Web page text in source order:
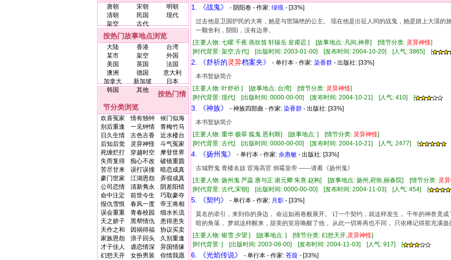
唐朝 宋朝
明朝
清朝
民国
现代
架空
古代
按热门故事地点浏览
大陆 香港
台湾
某市
架空
外国
美国
英国
法国
澳洲
德国
意大利
加拿大
新加坡
日本
韩国
其他
按热门情
节分类浏览
欢喜冤家 情有独钟
候门似海
别后重逢
一见钟情
青梅竹马
日久生情
古色古香
近水楼台
后知后觉
灵异神怪
斗气冤家
死缠烂打
穿越时空
摩登世界
失而复得
痴心不改
破镜重圆
苦尽甘来
误打误撞
暗恋成真
豪门世家
江湖恩怨
弄假成真
公司恋情
清新隽永
阴差阳错
命中注定
前世今生
巧取豪夺
报仇雪恨
春风一度
帝王将相
误会重重
青春校园
细水长流
天之娇子
黑帮情仇
患得患失
天作之和
因祸得福
协议买卖
家族恩怨
浪子回头
久别重逢
才子佳人
虐恋情深
异国情缘
幻想天开
女扮男装
你情我愿
1. 《战鬼》
- 阴阳卷 - 作家: 绿痕 - [33%]
过去他是卫国护民的大将，她是与世隔绝的公主。 现在他是出征人间的战鬼，她是踏上大漠的
一颗舍利，阴阳，没有边界。
[主要人物: 七曜 千夜 燕吹笛 轩辕岳 皇甫迟 ] [故事地点: 凡间,神界] [情节分类: 灵异神怪]
[时代背景: 架空,古代] [出版时间: 2003-01-00] [发布时间: 2004-10-20] [人气: 3865] [
2. 《舒祈的灵异档案夹》 - 单行本 - 作家: 染香群 - 出版社: [33%]
本书暂缺简介
[主要人物: 叶舒祈 ] [故事地点: 台湾] [情节分类: 灵异神怪]
[时代背景: 现代] [出版时间: 0000-00-00] [发布时间: 2004-10-21] [人气: 410] [
3. 《神族》 - 神族四部曲 - 作家: 染香群 - 出版社: [33%]
本书暂缺简介
[主要人物: 重华 极翠 狐鬼 恩利斯] [故事地点: ] [情节分类: 灵异神怪]
[时代背景: 古代] [出版时间: 0000-00-00] [发布时间: 2004-10-21] [人气: 2477] [
4. 《扬州鬼》 - 单行本 - 作家: 佘惠敏 - 出版社: [33%]
古城野鬼 青楼名妓 宦海高官 倒霉皇帝 ——请看《扬州鬼》
[主要人物: 扬州鬼 严蕊 唐与正 谢元卿 朱熹 赵构] [故事地点: 扬州,府衙,丽春院] [情节分类: 灵异
[时代背景: 古代,宋朝] [出版时间: 0000-00-00] [发布时间: 2004-11-03] [人气: 454] [
5. 《契约》 - 单行本 - 作家: 月影 - [33%]
莫名的牵引，来到你的身边， 命运如画卷般展开。 订一个契约，就这样发生， 千年的神兽竟
暗的角落， 梦就这样醒来，甜美的笑容唤醒了他， 从此一切将再也不同， 只依稀记得那充满蛊
[主要人物: 银雪 夕望 ] [故事地点: ] [情节分类: 幻想天开,灵异神怪]
[时代背景: ] [出版时间: 2003-08-00] [发布时间: 2004-11-03] [人气: 917] [
6. 《光焰传说》 - 单行本 - 作家: 苍葭 - [33%]